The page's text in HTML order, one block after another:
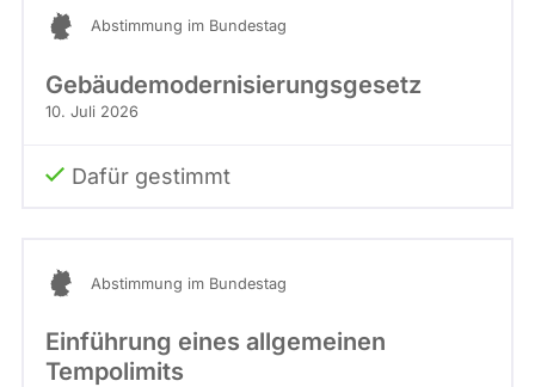
Abstimmung im Bundestag
Gebäudemodernisierungsgesetz
10. Juli 2026
Dafür gestimmt
Abstimmung im Bundestag
Einführung eines allgemeinen
Tempolimits